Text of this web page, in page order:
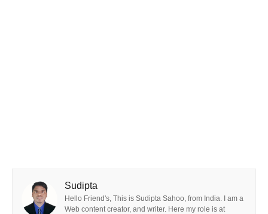
Sudipta
Hello Friend's, This is Sudipta Sahoo, from India. I am a
Web content creator, and writer. Here my role is at